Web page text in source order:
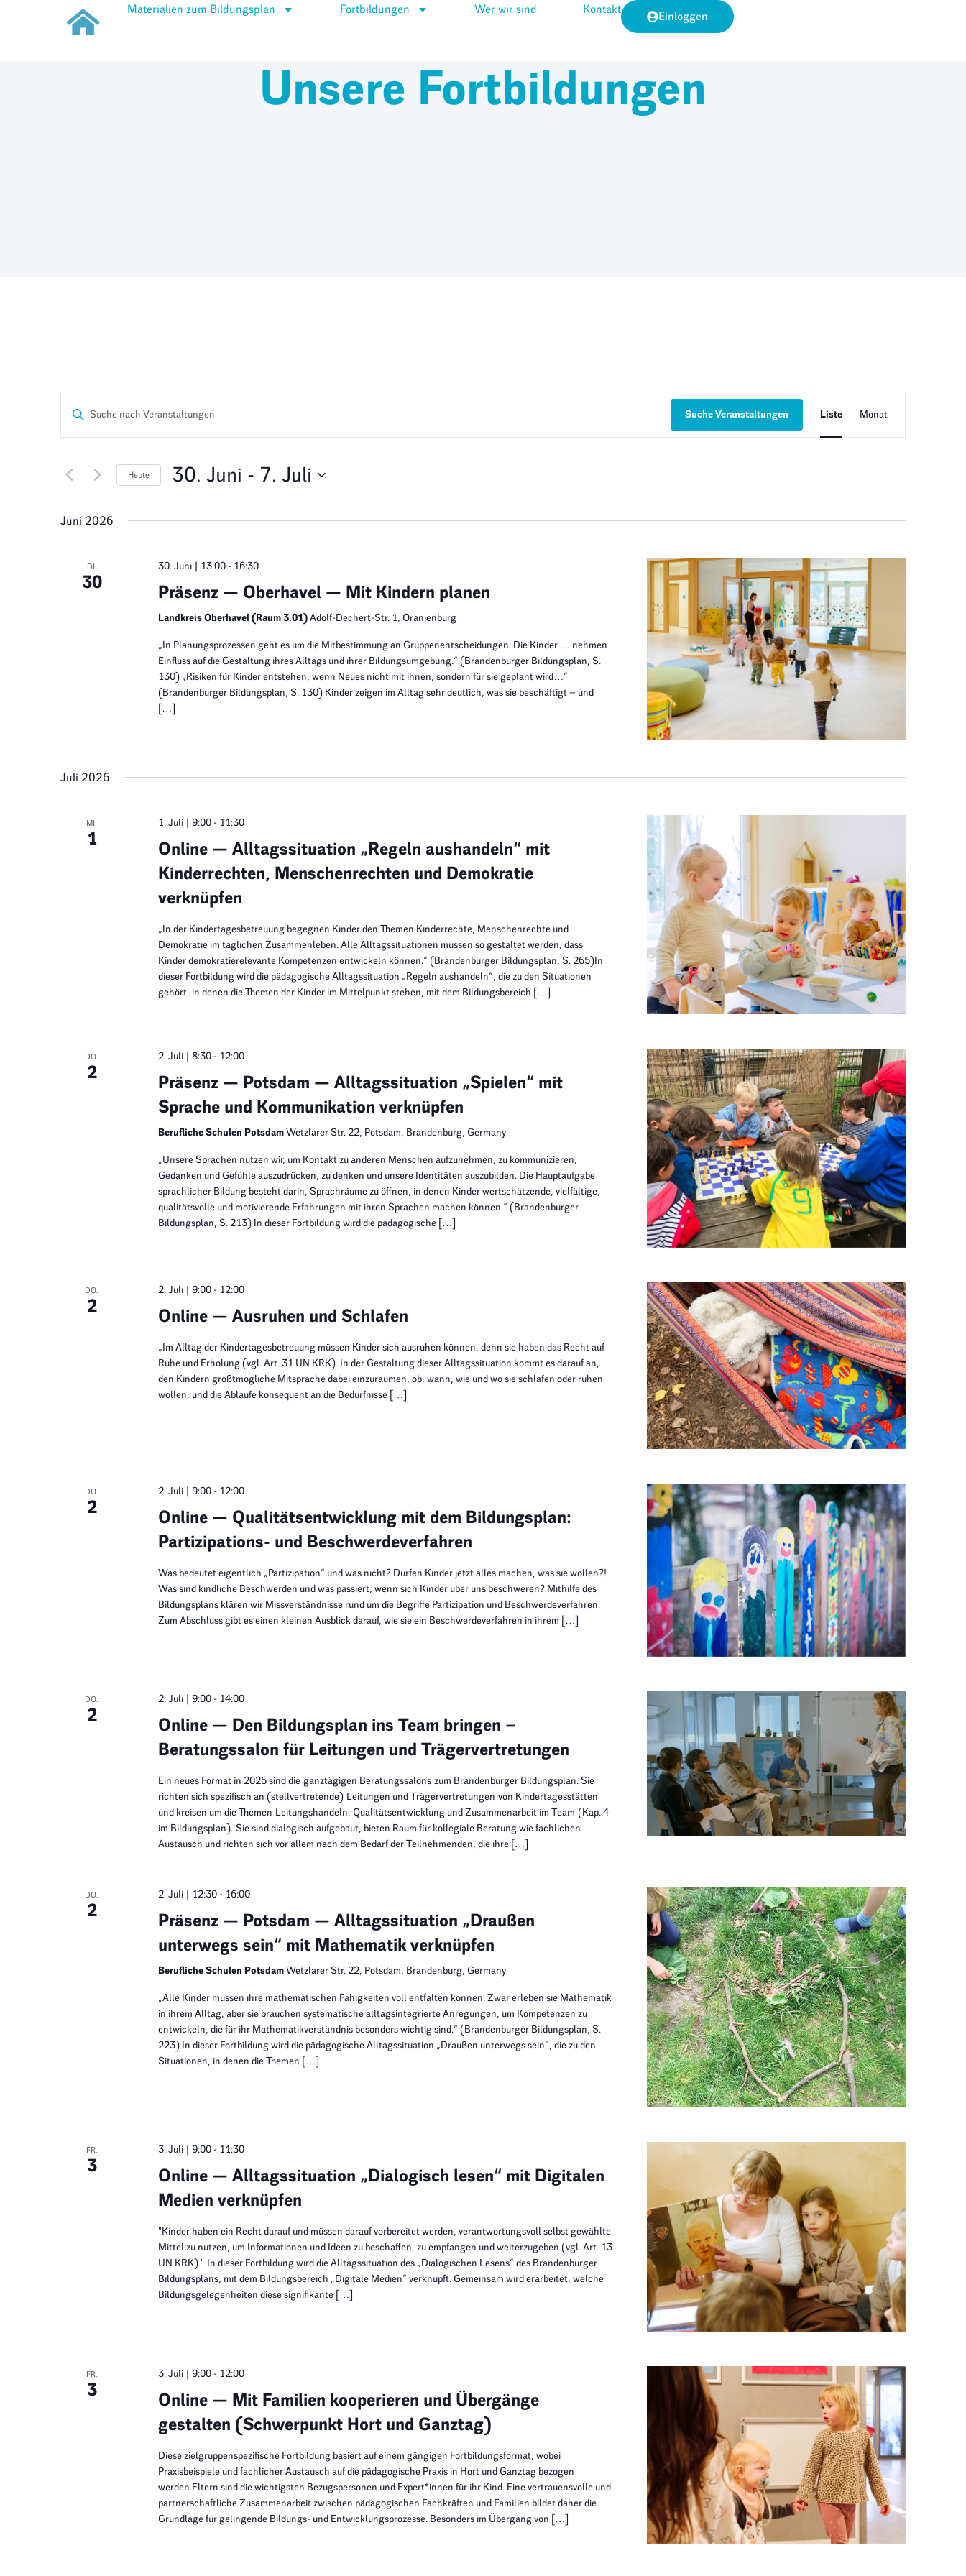
Materialien zum Bildungsplan Fortbildungen Wer wir sind Kontakt
Einloggen
Unsere Fortbildungen
Veranstaltungen
Suche
Ansichten,
Navigation
Bitte
Schlüsselwort
Suche
Veranstaltungen
Schlüsselwort.
Suche Veranstaltungen Liste Monat
Heute 30. Juni - 7. Juli
Juni 2026
DI.
30
30. Juni | 13:00- 16:30
Präsenz — Oberhavel — Mit Kindern planen
Landkreis Oberhavel (Raum 3.01)Adolf-Dechert-Str. 1, Oranienburg
„In Planungsprozessen geht es um die Mitbestimmung an Gruppenentscheidungen: Die Kinder … nehmen
Einfluss auf die Gestaltung ihres Alltags und ihrer Bildungsumgebung.“ (Brandenburger Bildungsplan, S.
130) „Risiken für Kinder entstehen, wenn Neues nicht mit ihnen, sondern für sie geplant wird…“
(Brandenburger Bildungsplan, S. 130) Kinder zeigen im Alltag sehr deutlich, was sie beschäftigt – und
[…]
Juli 2026
MI.
1
1. Juli | 9:00- 11:30
Online — Alltagssituation „Regeln aushandeln“ mit
Kinderrechten, Menschenrechten und Demokratie
verknüpfen
„In der Kindertagesbetreuung begegnen Kinder den Themen Kinderrechte, Menschenrechte und
Demokratie im täglichen Zusammenleben. Alle Alltagssituationen müssen so gestaltet werden, dass
Kinder demokratierelevante Kompetenzen entwickeln können.“ (Brandenburger Bildungsplan, S. 265)In
dieser Fortbildung wird die pädagogische Alltagssituation „Regeln aushandeln“, die zu den Situationen
gehört, in denen die Themen der Kinder im Mittelpunkt stehen, mit dem Bildungsbereich […]
DO.
2
2. Juli | 8:30- 12:00
Präsenz — Potsdam — Alltagssituation „Spielen“ mit
Sprache und Kommunikation verknüpfen
Berufliche Schulen PotsdamWetzlarer Str. 22, Potsdam, Brandenburg, Germany
„Unsere Sprachen nutzen wir, um Kontakt zu anderen Menschen aufzunehmen, zu kommunizieren,
Gedanken und Gefühle auszudrücken, zu denken und unsere Identitäten auszubilden. Die Hauptaufgabe
sprachlicher Bildung besteht darin, Sprachräume zu öffnen, in denen Kinder wertschätzende, vielfältige,
qualitätsvolle und motivierende Erfahrungen mit ihren Sprachen machen können.“ (Brandenburger
Bildungsplan, S. 213) In dieser Fortbildung wird die pädagogische […]
DO.
2
2. Juli | 9:00- 12:00
Online — Ausruhen und Schlafen
„Im Alltag der Kindertagesbetreuung müssen Kinder sich ausruhen können, denn sie haben das Recht auf
Ruhe und Erholung (vgl. Art. 31 UN KRK). In der Gestaltung dieser Alltagssituation kommt es darauf an,
den Kindern größtmögliche Mitsprache dabei einzuräumen, ob, wann, wie und wo sie schlafen oder ruhen
wollen, und die Abläufe konsequent an die Bedürfnisse […]
DO.
2
2. Juli | 9:00- 12:00
Online — Qualitätsentwicklung mit dem Bildungsplan:
Partizipations- und Beschwerdeverfahren
Was bedeutet eigentlich „Partizipation“ und was nicht? Dürfen Kinder jetzt alles machen, was sie wollen?!
Was sind kindliche Beschwerden und was passiert, wenn sich Kinder über uns beschweren? Mithilfe des
Bildungsplans klären wir Missverständnisse rund um die Begriffe Partizipation und Beschwerdeverfahren.
Zum Abschluss gibt es einen kleinen Ausblick darauf, wie sie ein Beschwerdeverfahren in ihrem […]
DO.
2
2. Juli | 9:00- 14:00
Online — Den Bildungsplan ins Team bringen –
Beratungssalon für Leitungen und Trägervertretungen
Ein neues Format in 2026 sind die ganztägigen Beratungssalons zum Brandenburger Bildungsplan. Sie
richten sich spezifisch an (stellvertretende) Leitungen und Trägervertretungen von Kindertagesstätten
und kreisen um die Themen Leitungshandeln, Qualitätsentwicklung und Zusammenarbeit im Team (Kap. 4
im Bildungsplan). Sie sind dialogisch aufgebaut, bieten Raum für kollegiale Beratung wie fachlichen
Austausch und richten sich vor allem nach dem Bedarf der Teilnehmenden, die ihre […]
DO.
2
2. Juli | 12:30- 16:00
Präsenz — Potsdam — Alltagssituation „Draußen
unterwegs sein“ mit Mathematik verknüpfen
Berufliche Schulen PotsdamWetzlarer Str. 22, Potsdam, Brandenburg, Germany
„Alle Kinder müssen ihre mathematischen Fähigkeiten voll entfalten können. Zwar erleben sie Mathematik
in ihrem Alltag, aber sie brauchen systematische alltagsintegrierte Anregungen, um Kompetenzen zu
entwickeln, die für ihr Mathematikverständnis besonders wichtig sind.“ (Brandenburger Bildungsplan, S.
223) In dieser Fortbildung wird die pädagogische Alltagssituation „Draußen unterwegs sein“, die zu den
Situationen, in denen die Themen […]
FR.
3
3. Juli | 9:00- 11:30
Online — Alltagssituation „Dialogisch lesen“ mit Digitalen
Medien verknüpfen
"Kinder haben ein Recht darauf und müssen darauf vorbereitet werden, verantwortungsvoll selbst gewählte
Mittel zu nutzen, um Informationen und Ideen zu beschaffen, zu empfangen und weiterzugeben (vgl. Art. 13
UN KRK)." In dieser Fortbildung wird die Alltagssituation des „Dialogischen Lesens“ des Brandenburger
Bildungsplans, mit dem Bildungsbereich „Digitale Medien“ verknüpft. Gemeinsam wird erarbeitet, welche
Bildungsgelegenheiten diese signifikante […]
FR.
3
3. Juli | 9:00- 12:00
Online — Mit Familien kooperieren und Übergänge
gestalten (Schwerpunkt Hort und Ganztag)
Diese zielgruppenspezifische Fortbildung basiert auf einem gängigen Fortbildungsformat, wobei
Praxisbeispiele und fachlicher Austausch auf die pädagogische Praxis in Hort und Ganztag bezogen
werden.Eltern sind die wichtigsten Bezugspersonen und Expert*innen für ihr Kind. Eine vertrauensvolle und
partnerschaftliche Zusammenarbeit zwischen pädagogischen Fachkräften und Familien bildet daher die
Grundlage für gelingende Bildungs- und Entwicklungsprozesse. Besonders im Übergang von […]